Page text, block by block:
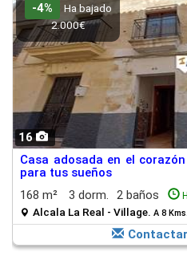
16
-4%
Ha bajado
2.000€
Casa adosada en el
para tus sueños
168 m²
3 dorm. 2 baños
Alcala La Real - Village. A 8
Contactar